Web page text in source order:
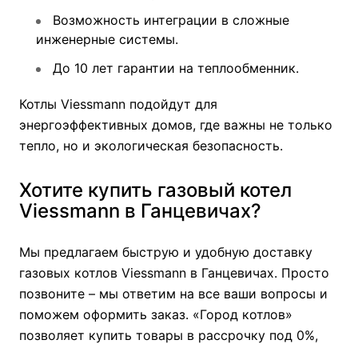
Возможность интеграции в сложные
инженерные системы.
До 10 лет гарантии на теплообменник.
Котлы Viessmann подойдут для
энергоэффективных домов, где важны не только
тепло, но и экологическая безопасность.
Хотите купить газовый котел
Viessmann в Ганцевичах?
Мы предлагаем быструю и удобную доставку
газовых котлов Viessmann в Ганцевичах. Просто
позвоните – мы ответим на все ваши вопросы и
поможем оформить заказ. «Город котлов»
позволяет купить товары в рассрочку под 0%,